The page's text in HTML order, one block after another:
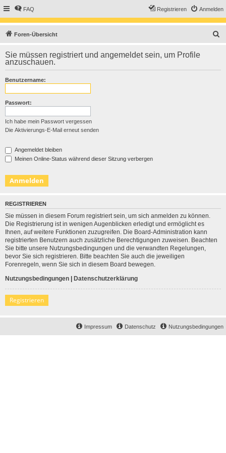
FAQ Anmelden
Registrieren
Foren-Übersicht
h
Sie müssen registriert und angemeldet sein, um Profile
anzuschauen.
Benutzername:
Passwort:
Ich habe mein Passwort vergessen
Die Aktivierungs-E-Mail erneut senden
Angemeldet bleiben
Meinen Online-Status während dieser Sitzung verbergen
REGISTRIEREN
Sie müssen in diesem Forum registriert sein, um sich anmelden zu können.
Die Registrierung ist in wenigen Augenblicken erledigt und ermöglicht es
Ihnen, auf weitere Funktionen zuzugreifen. Die Board-Administration kann
registrierten Benutzern auch zusätzliche Berechtigungen zuweisen. Beachten
Sie bitte unsere Nutzungsbedingungen und die verwandten Regelungen,
bevor Sie sich registrieren. Bitte beachten Sie auch die jeweiligen
Forenregeln, wenn Sie sich in diesem Board bewegen.
Nutzungsbedingungen | Datenschutzerklärung
Registrieren
Nutzungsbedingungen
Datenschutz
Impressum